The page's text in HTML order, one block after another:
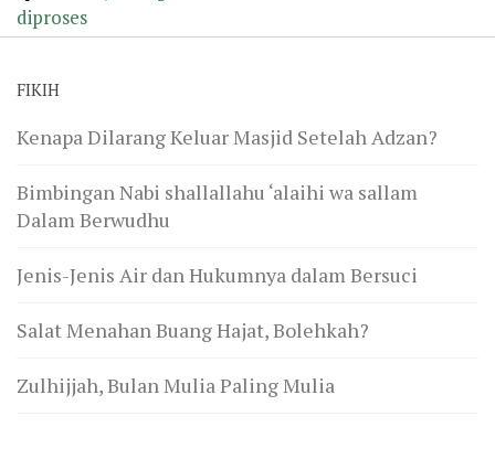
diproses
FIKIH
Kenapa Dilarang Keluar Masjid Setelah Adzan?
Bimbingan Nabi shallallahu ‘alaihi wa sallam
Dalam Berwudhu
Jenis-Jenis Air dan Hukumnya dalam Bersuci
Salat Menahan Buang Hajat, Bolehkah?
Zulhijjah, Bulan Mulia Paling Mulia